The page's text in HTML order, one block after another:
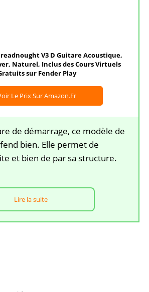
V3 D Guitare Acoustique,
Naturel, Inclus des Cours Virtuels
sur Fender Play
Le Prix Sur Amazon.fr
de démarrage, ce modèle de
bien. Elle permet de
et bien de par sa structure.
Lire la suite